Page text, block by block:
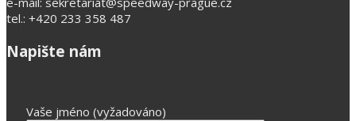
tel.: +420 233 358 487
Napište nám
Vaše jméno (vyžadováno)